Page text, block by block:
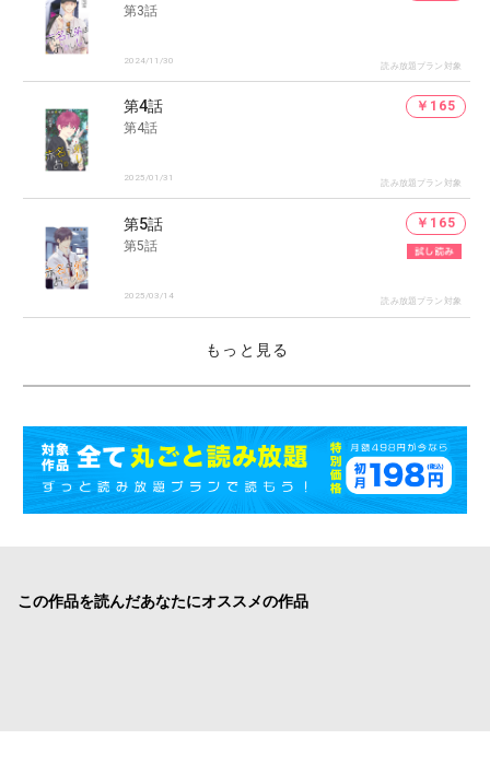
第3話
2024/11/30 読み放題プラン対象
第4話
第4話
2025/01/31
￥165
読み放題プラン対象
第5話
第5話
2025/03/14
￥165
読み放題プラン対象
もっと見る
この作品を読んだあなたにオススメの作品